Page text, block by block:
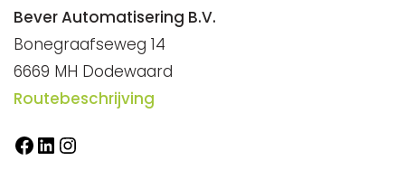
Bever Automatisering B.V.
Bonegraafseweg 14
6669 MH Dodewaard
Routebeschrijving
Facebook
LinkedIn
Instagram